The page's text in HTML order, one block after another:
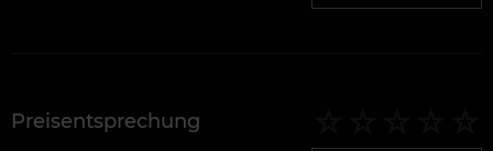
Preisentsprechung